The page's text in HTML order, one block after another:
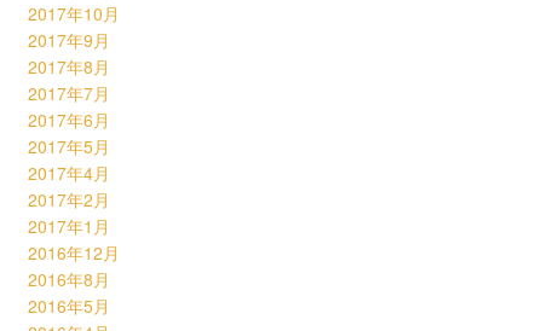
2017年10月
2017年9月
2017年8月
2017年7月
2017年6月
2017年5月
2017年4月
2017年2月
2017年1月
2016年12月
2016年8月
2016年5月